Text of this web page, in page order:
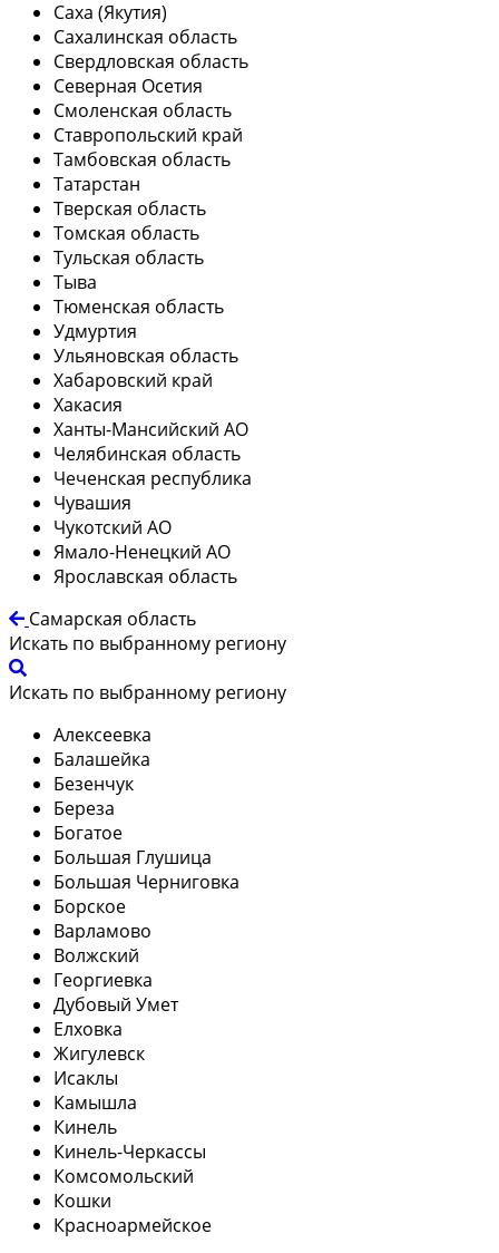
Саха (Якутия)
Сахалинская область
Свердловская область
Северная Осетия
Смоленская область
Ставропольский край
Тамбовская область
Татарстан
Тверская область
Томская область
Тульская область
Тыва
Тюменская область
Удмуртия
Ульяновская область
Хабаровский край
Хакасия
Ханты-Мансийский АО
Челябинская область
Чеченская республика
Чувашия
Чукотский АО
Ямало-Ненецкий АО
Ярославская область
Самарская область
Искать по выбранному региону
Искать по выбранному региону
Алексеевка
Балашейка
Безенчук
Береза
Богатое
Большая Глушица
Большая Черниговка
Борское
Варламово
Волжский
Георгиевка
Дубовый Умет
Елховка
Жигулевск
Исаклы
Камышла
Кинель
Кинель-Черкассы
Комсомольский
Кошки
Красноармейское